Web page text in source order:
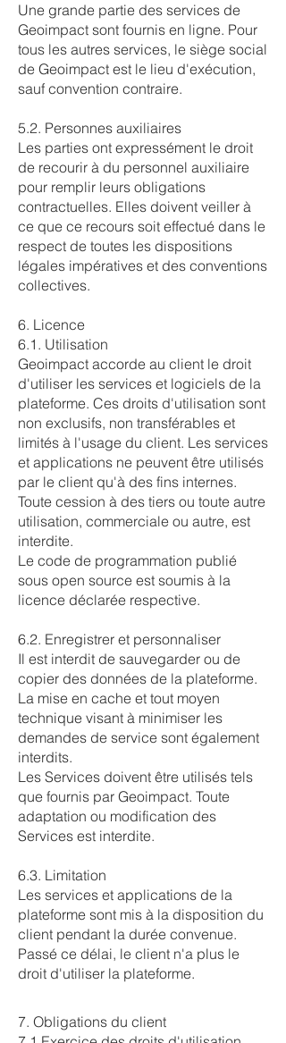
Une grande partie des services de
Geoimpact sont fournis en ligne. Pour
tous les autres services, le siège social
de Geoimpact est le lieu d'exécution,
sauf convention contraire.
5.2. Personnes auxiliaires
Les parties ont expressément le droit
de recourir à du personnel auxiliaire
pour remplir leurs obligations
contractuelles. Elles doivent veiller à
ce que ce recours soit effectué dans le
respect de toutes les dispositions
légales impératives et des conventions
collectives.
6. Licence
6.1. Utilisation
Geoimpact accorde au client le droit
d'utiliser les services et logiciels de la
plateforme. Ces droits d'utilisation sont
non exclusifs, non transférables et
limités à l'usage du client. Les services
et applications ne peuvent être utilisés
par le client qu'à des fins internes.
Toute cession à des tiers ou toute autre
utilisation, commerciale ou autre, est
interdite.
Le code de programmation publié
sous open source est soumis à la
licence déclarée respective.
6.2. Enregistrer et personnaliser
Il est interdit de sauvegarder ou de
copier des données de la plateforme.
La mise en cache et tout moyen
technique visant à minimiser les
demandes de service sont également
interdits.
Les Services doivent être utilisés tels
que fournis par Geoimpact. Toute
adaptation ou modification des
Services est interdite.
6.3. Limitation
Les services et applications de la
plateforme sont mis à la disposition du
client pendant la durée convenue.
Passé ce délai, le client n'a plus le
droit d'utiliser la plateforme.
7. Obligations du client